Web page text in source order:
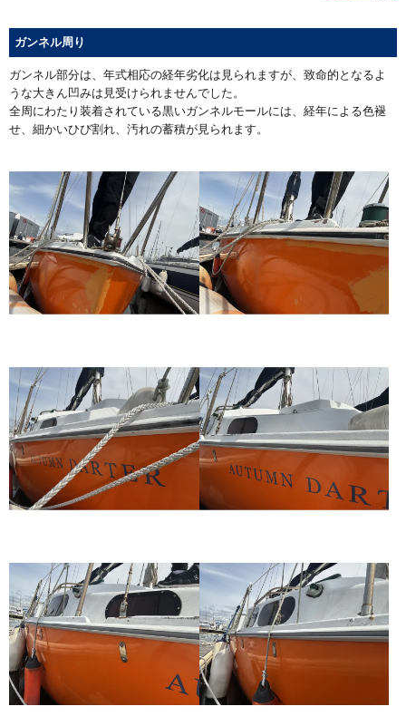
ガンネル周り
ガンネル部分は、年式相応の経年劣化は見られますが、致命的となるよ
うな大きん凹みは見受けられませんでした。
全周にわたり装着されている黒いガンネルモールには、経年による色褪
せ、細かいひび割れ、汚れの蓄積が見られます。